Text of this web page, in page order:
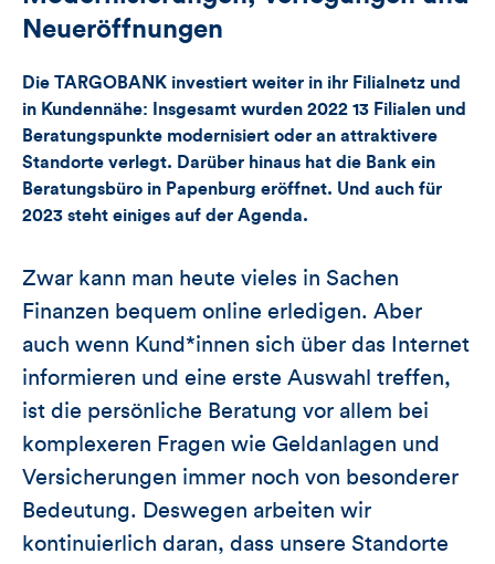
Likes
und
Kommentare
dieses
Artikels
Neueröffnungen
Die TARGOBANK investiert weiter in ihr Filialnetz und
in Kundennähe: Insgesamt wurden 2022 13 Filialen und
Beratungspunkte modernisiert oder an attraktivere
Standorte verlegt. Darüber hinaus hat die Bank ein
Beratungsbüro in Papenburg eröffnet. Und auch für
2023 steht einiges auf der Agenda.
Zwar kann man heute vieles in Sachen
Finanzen bequem online erledigen. Aber
auch wenn Kund*innen sich über das Internet
informieren und eine erste Auswahl treffen,
ist die persönliche Beratung vor allem bei
komplexeren Fragen wie Geldanlagen und
Versicherungen immer noch von besonderer
Bedeutung. Deswegen arbeiten wir
kontinuierlich daran, dass unsere Standorte